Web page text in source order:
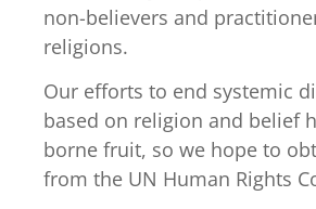
non-believers and
religions.
Our efforts to end systemic
based on religion and belief
borne fruit, so we hope to
from the UN Human Rights